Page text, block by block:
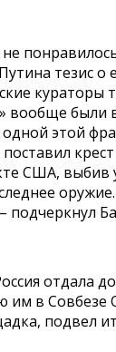
тезис о
кураторы
вообще были
этой
США, выбив
подчеркнул
отдала
им в Совбезе
подвел